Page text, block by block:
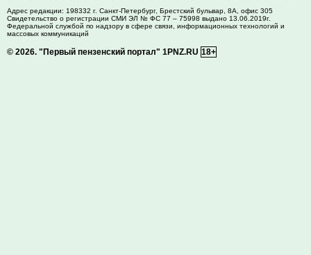
Адрес редакции: 198332 г. Санкт-Петербург, Брестский бульвар, 8А, офис 305
Свидетельство о регистрации СМИ ЭЛ № ФС 77 – 75998 выдано 13.06.2019г.
Федеральной службой по надзору в сфере связи, информационных технологий и
массовых коммуникаций
© 2026. "Первый пензенский портал" 1PNZ.RU 18+